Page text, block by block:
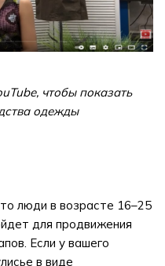
чтобы показать
одежды
люди в возрасте 16–25
для продвижения
Если у вашего
в виде